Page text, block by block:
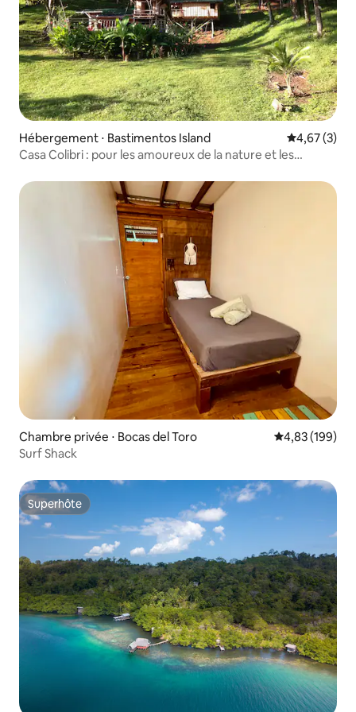
Hébergement ⋅ Bastimentos Island Évaluation
4,67 (3)
Casa Colibri : pour les amoureux de la nature et les
Chambre privée ⋅ Bocas del Toro Évaluation
4,83 (199)
Surf Shack
Superhôte
Superhôte